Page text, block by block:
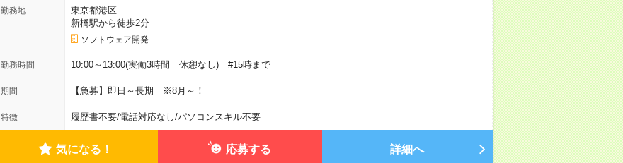
勤務地
東京都港区
新橋駅から徒歩2分
ソフトウェア開発
勤務時間 10:00～13:00(実働3時間 休憩なし) #15時まで
期間 【急募】即日～長期 ※8月～！
特徴 履歴書不要/電話対応なし/パソコンスキル不要
気になる！ 応募する 詳細へ